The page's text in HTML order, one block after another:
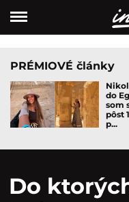
PRÉMIOVÉ články
do
som
pôst
p...
Do